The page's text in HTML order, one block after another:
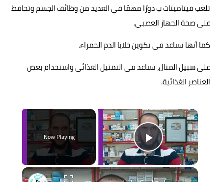
تلعب فيتامينات ب دورًا مهمًا في العديد من وظائف الجسم وتحافظ
على صحة الجهاز العصبي.
كما أنها تساعد في تكوين خلايا الدم الحمراء.
على سبيل المثال، تساعد في التمثيل الغذائي واستخدام بعض
العناصر الغذائية.
×
Play Video
Now Playing